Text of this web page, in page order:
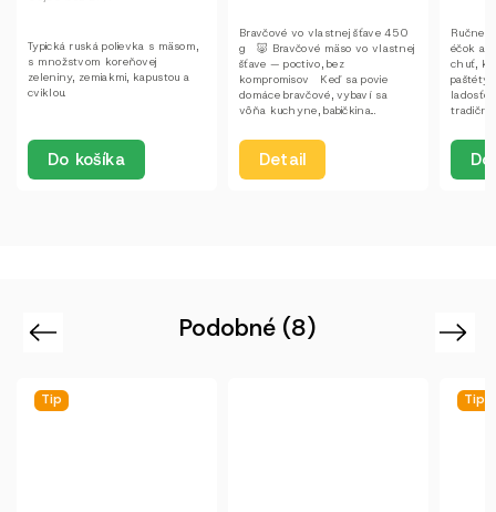
Detail
g 🐷 Bravčové mäso vo vlastnej
šťave — poctivo, bez
kompromisov Keď sa povie
domáce bravčové, vybaví sa
Do košíka
Ručne vyrábané paštéty bez
éčok a konzervantov Objavte
chuť, ktorá má dušu. Naše
paštéty vznikajú ručne, s
ladosťou a rešpektom k
tradičným receptúram. Žiadne
Skvelá
zaslúži
jeho
Podobné (8)
Previous Next